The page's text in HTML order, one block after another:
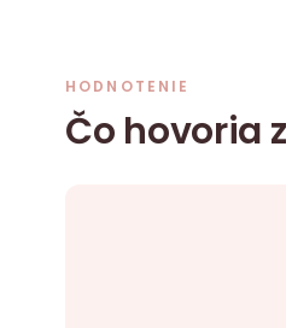
HODNOTENIE
Čo hovoria